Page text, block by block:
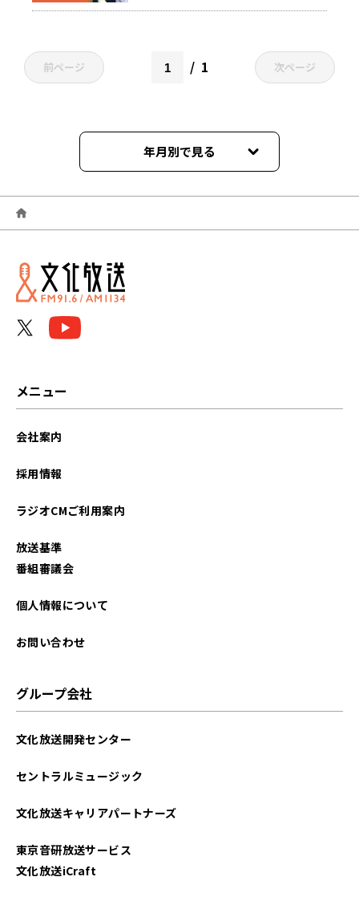
前ページ 1 次ページ
年月別で見る
2026年03月
2026年02月
2026年01月
2025年04月
2025年01月
メニュー
会社案内
採用情報
ラジオCMご利用案内
放送基準
番組審議会
個人情報について
お問い合わせ
グループ会社
文化放送開発センター
セントラルミュージック
文化放送キャリアパートナーズ
東京音研放送サービス
文化放送iCraft